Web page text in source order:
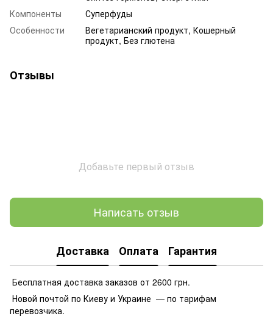
Компоненты
Суперфуды
Особенности
Вегетарианский продукт, Кошерный
продукт, Без глютена
Отзывы
Добавьте первый отзыв
Написать отзыв
Доставка Оплата Гарантия
Бесплатная доставка заказов от 2600 грн.
Новой почтой по Киеву и Украине — по тарифам
перевозчика.